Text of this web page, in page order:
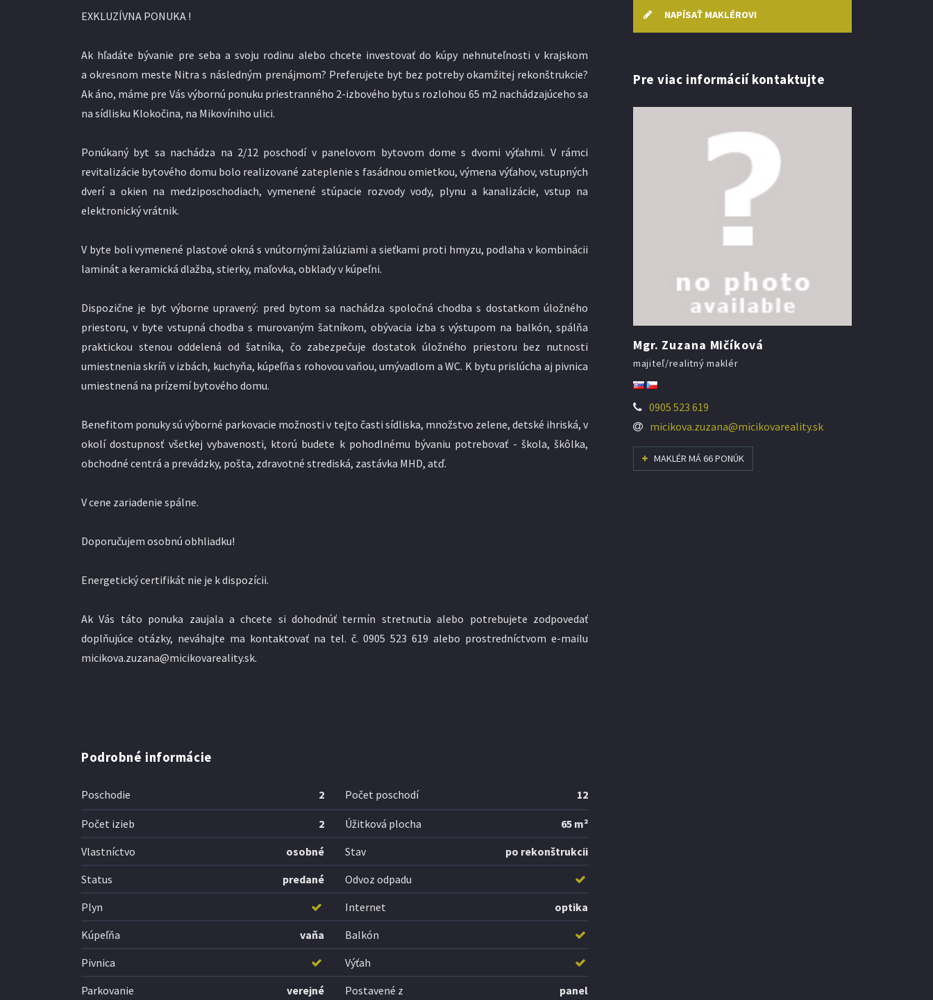
EXKLUZÍVNA PONUKA !
Ak hľadáte bývanie pre seba a svoju rodinu alebo chcete investovať do kúpy nehnuteľnosti v krajskom
a okresnom meste Nitra s následným prenájmom? Preferujete byt bez potreby okamžitej rekonštrukcie?
Ak áno, máme pre Vás výbornú ponuku priestranného 2-izbového bytu s rozlohou 65 m2 nachádzajúceho sa
na sídlisku Klokočina, na Mikovíniho ulici.
Ponúkaný byt sa nachádza na 2/12 poschodí v panelovom bytovom dome s dvomi výťahmi. V rámci
revitalizácie bytového domu bolo realizované zateplenie s fasádnou omietkou, výmena výťahov, vstupných
dverí a okien na medziposchodiach, vymenené stúpacie rozvody vody, plynu a kanalizácie, vstup na
elektronický vrátnik.
V byte boli vymenené plastové okná s vnútornými žalúziami a sieťkami proti hmyzu, podlaha v kombinácii
laminát a keramická dlažba, stierky, maľovka, obklady v kúpeľni.
Dispozične je byt výborne upravený: pred bytom sa nachádza spoločná chodba s dostatkom úložného
priestoru, v byte vstupná chodba s murovaným šatníkom, obývacia izba s výstupom na balkón, spálňa
praktickou stenou oddelená od šatníka, čo zabezpečuje dostatok úložného priestoru bez nutnosti
umiestnenia skríň v izbách, kuchyňa, kúpeľňa s rohovou vaňou, umývadlom a WC. K bytu prislúcha aj pivnica
umiestnená na prízemí bytového domu.
Benefitom ponuky sú výborné parkovacie možnosti v tejto časti sídliska, množstvo zelene, detské ihriská, v
okolí dostupnosť všetkej vybavenosti, ktorú budete k pohodlnému bývaniu potrebovať - škola, škôlka,
obchodné centrá a prevádzky, pošta, zdravotné strediská, zastávka MHD, atď.
V cene zariadenie spálne.
Doporučujem osobnú obhliadku!
Energetický certifikát nie je k dispozícii.
Ak Vás táto ponuka zaujala a chcete si dohodnúť termín stretnutia alebo potrebujete zodpovedať
doplňujúce otázky, neváhajte ma kontaktovať na tel. č. 0905 523 619 alebo prostredníctvom e-mailu
micikova.zuzana@micikovareality.sk.
Podrobné informácie
Poschodie 2 Počet poschodí 12
Počet izieb 2 Úžitková plocha
65 m²
Vlastníctvo
osobné Stav
po rekonštrukcii
Status
predané
Odvoz odpadu
Plyn
Internet
optika
Kúpeľňa
vaňa
Balkón
Pivnica
Výťah
Parkovanie
verejné Postavené z
panel
NAPÍSAŤ MAKLÉROVI
Pre viac informácií kontaktujte
Mgr. Zuzana Mičíková
majiteľ/realitný maklér
0905 523 619
micikova.zuzana@micikovareality.sk
MAKLÉR MÁ 66 PONÚK